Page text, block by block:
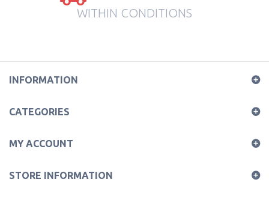
WITHIN CONDITIONS
INFORMATION
CATEGORIES
MY ACCOUNT
STORE INFORMATION